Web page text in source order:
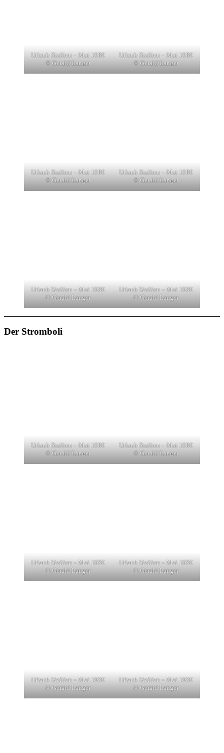
Urlaub Sizilien – Mai 1980
© Gerald Langer
Urlaub Sizilien – Mai 1980
© Gerald Langer
Urlaub Sizilien – Mai 1980
© Gerald Langer
Urlaub Sizilien – Mai 1980
© Gerald Langer
Urlaub Sizilien – Mai 1980
© Gerald Langer
Urlaub Sizilien – Mai 1980
© Gerald Langer
Der Stromboli
Urlaub Sizilien – Mai 1980
© Gerald Langer
Urlaub Sizilien – Mai 1980
© Gerald Langer
Urlaub Sizilien – Mai 1980
© Gerald Langer
Urlaub Sizilien – Mai 1980
© Gerald Langer
Urlaub Sizilien – Mai 1980
© Gerald Langer
Urlaub Sizilien – Mai 1980
© Gerald Langer